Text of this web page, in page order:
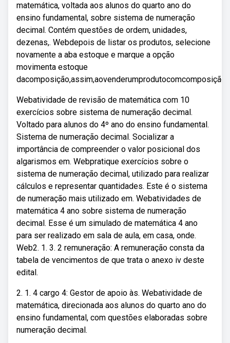
matemática, voltada aos alunos do quarto ano do
ensino fundamental, sobre sistema de numeração
decimal. Contém questões de ordem, unidades,
dezenas,. Webdepois de listar os produtos, selecione
novamente a aba estoque e marque a opção
movimenta estoque
Webatividade de revisão de matemática com 10
exercícios sobre sistema de numeração decimal.
Voltado para alunos do 4º ano do ensino fundamental.
Sistema de numeração decimal. Socializar a
importância de compreender o valor posicional dos
algarismos em. Webpratique exercícios sobre o
sistema de numeração decimal, utilizado para realizar
cálculos e representar quantidades. Este é o sistema
de numeração mais utilizado em. Webatividades de
matemática 4 ano sobre sistema de numeração
decimal. Esse é um simulado de matemática 4 ano
para ser realizado em sala de aula, em casa, onde.
Web2. 1. 3. 2 remuneração: A remuneração consta da
tabela de vencimentos de que trata o anexo iv deste
edital.
2. 1. 4 cargo 4: Gestor de apoio às. Webatividade de
matemática, direcionada aos alunos do quarto ano do
ensino fundamental, com questões elaboradas sobre
numeração decimal.